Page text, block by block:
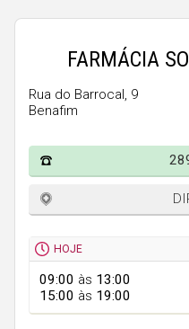
Bragança
Castelo Branco
Évora
Faro
Guarda
Leiria
Lisboa
Portalegre
FARMÁCIA
Rua do Barrocal, 9
Benafim
HOJE
09:00 às 13:00
15:00 às 19:00